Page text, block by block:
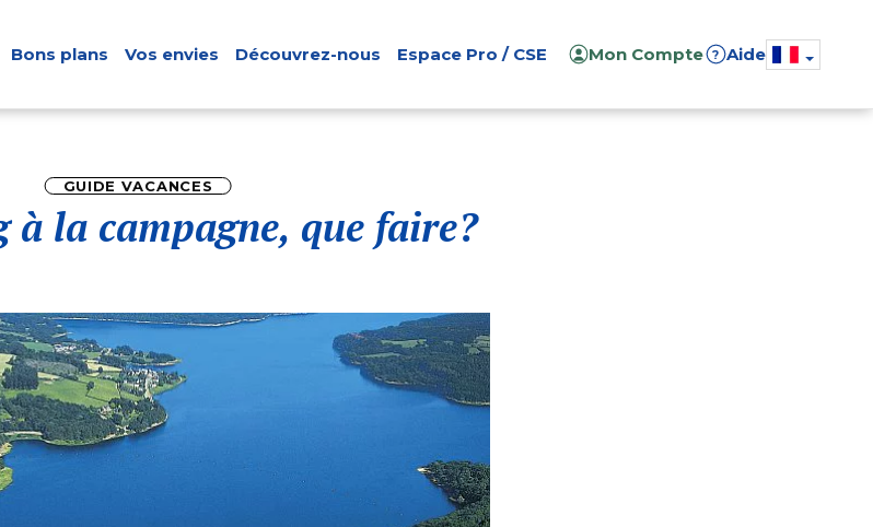
Bons plans Vos envies Découvrez-nous Espace Pro / CSE Mon Compte ? Aide
GUIDE VACANCES
à la campagne, que faire?